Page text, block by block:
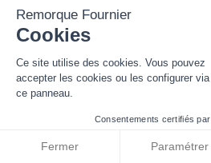
Remorque Fournier
Cookies
Ce site utilise des cookies. Vous pouvez
accepter les cookies ou les configurer via
ce panneau.
Consentements certifiés par
Fermer Paramétrer